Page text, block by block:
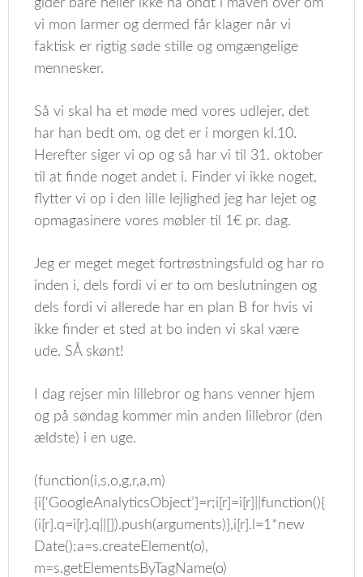
gider bare heller ikke ha ondt i maven over om
vi mon larmer og dermed får klager når vi
faktisk er rigtig søde stille og omgængelige
mennesker.
Så vi skal ha et møde med vores udlejer, det
har han bedt om, og det er i morgen kl.10.
Herefter siger vi op og så har vi til 31. oktober
til at finde noget andet i. Finder vi ikke noget,
flytter vi op i den lille lejlighed jeg har lejet og
opmagasinere vores møbler til 1€ pr. dag.
Jeg er meget meget fortrøstningsfuld og har ro
inden i, dels fordi vi er to om beslutningen og
dels fordi vi allerede har en plan B for hvis vi
ikke finder et sted at bo inden vi skal være
ude. SÅ skønt!
I dag rejser min lillebror og hans venner hjem
og på søndag kommer min anden lillebror (den
ældste) i en uge.
(function(i,s,o,g,r,a,m)
{i[‘GoogleAnalyticsObject’]=r;i[r]=i[r]||function(){
(i[r].q=i[r].q||[]).push(arguments)},i[r].l=1*new
Date();a=s.createElement(o),
m=s.getElementsByTagName(o)